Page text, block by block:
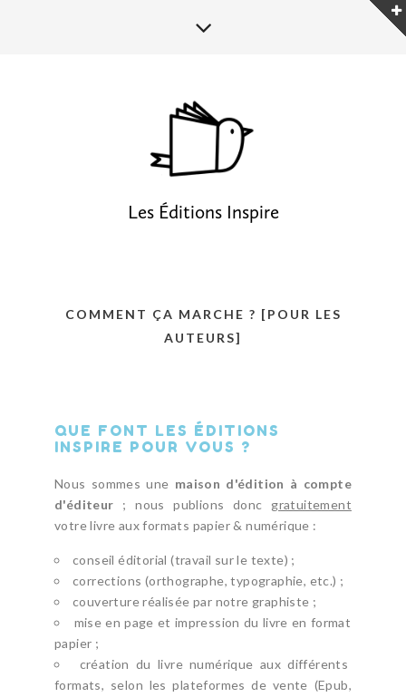
Les Éditions Inspire
COMMENT ÇA MARCHE ? [POUR LES
AUTEURS]
QUE FONT LES ÉDITIONS
INSPIRE POUR VOUS ?
Nous sommes une maison d'édition à compte
d'éditeur ; nous publions donc gratuitement
votre livre aux formats papier & numérique :
conseil éditorial (travail sur le texte) ;
corrections (orthographe, typographie, etc.) ;
couverture réalisée par notre graphiste ;
mise en page et impression du livre en format
papier ;
création du livre numérique aux différents
formats, selon les plateformes de vente (Epub,